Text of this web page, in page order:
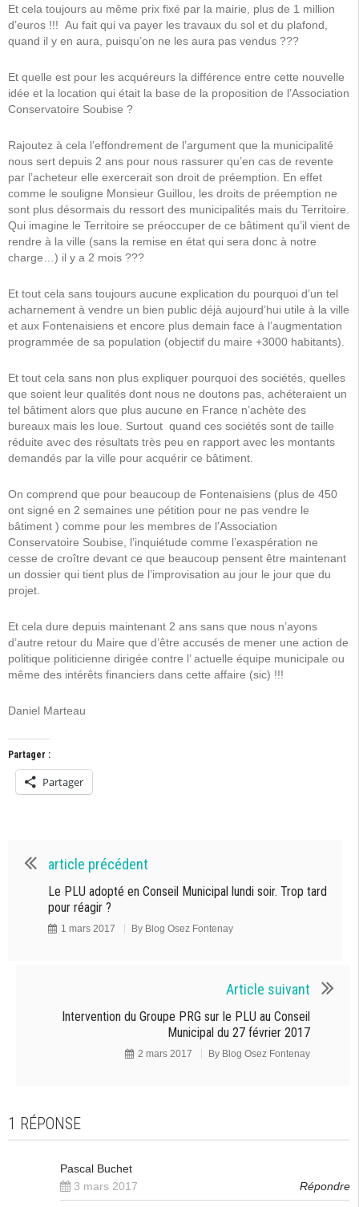
Et cela toujours au même prix fixé par la mairie, plus de 1 million
d’euros !!! Au fait qui va payer les travaux du sol et du plafond,
quand il y en aura, puisqu’on ne les aura pas vendus ???
Et quelle est pour les acquéreurs la différence entre cette nouvelle
idée et la location qui était la base de la proposition de l’Association
Conservatoire Soubise ?
Rajoutez à cela l’effondrement de l’argument que la municipalité
nous sert depuis 2 ans pour nous rassurer qu’en cas de revente
par l’acheteur elle exercerait son droit de préemption. En effet
comme le souligne Monsieur Guillou, les droits de préemption ne
sont plus désormais du ressort des municipalités mais du Territoire.
Qui imagine le Territoire se préoccuper de ce bâtiment qu’il vient de
rendre à la ville (sans la remise en état qui sera donc à notre
charge…) il y a 2 mois ???
Et tout cela sans toujours aucune explication du pourquoi d’un tel
acharnement à vendre un bien public déjà aujourd’hui utile à la ville
et aux Fontenaisiens et encore plus demain face à l’augmentation
programmée de sa population (objectif du maire +3000 habitants).
Et tout cela sans non plus expliquer pourquoi des sociétés, quelles
que soient leur qualités dont nous ne doutons pas, achéteraient un
tel bâtiment alors que plus aucune en France n’achète des
bureaux mais les loue. Surtout quand ces sociétés sont de taille
réduite avec des résultats très peu en rapport avec les montants
demandés par la ville pour acquérir ce bâtiment.
On comprend que pour beaucoup de Fontenaisiens (plus de 450
ont signé en 2 semaines une pétition pour ne pas vendre le
bâtiment ) comme pour les membres de l’Association
Conservatoire Soubise, l’inquiétude comme l’exaspération ne
cesse de croître devant ce que beaucoup pensent être maintenant
un dossier qui tient plus de l’improvisation au jour le jour que du
projet.
Et cela dure depuis maintenant 2 ans sans que nous n’ayons
d’autre retour du Maire que d’être accusés de mener une action de
politique politicienne dirigée contre l’ actuelle équipe municipale ou
même des intérêts financiers dans cette affaire (sic) !!!
Daniel Marteau
Partager :
Partager
article précédent
Le PLU adopté en Conseil Municipal lundi soir. Trop tard
pour réagir ?
1 mars 2017 By Blog Osez Fontenay
Article suivant
Intervention du Groupe PRG sur le PLU au Conseil
Municipal du 27 février 2017
2 mars 2017 By Blog Osez Fontenay
1 RÉPONSE
Pascal Buchet
3 mars 2017
Répondre